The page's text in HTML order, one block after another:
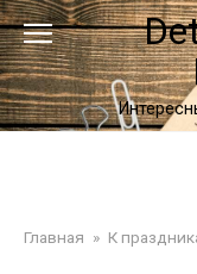
Перейти
к
контенту
Главная » К